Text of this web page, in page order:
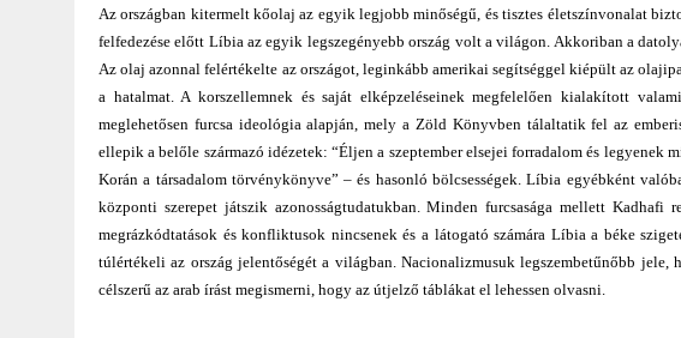
Az országban kitermelt kőolaj az egyik legjobb minőségű, és tisztes életszínvonalat
felfedezése előtt Líbia az egyik legszegényebb ország volt a világon. Akkoriban a
Az olaj azonnal felértékelte az országot, leginkább amerikai segítséggel kiépült az
a hatalmat. A korszellemnek és saját elképzeléseinek megfelelően kialakított
meglehetősen furcsa ideológia alapján, mely a Zöld Könyvben tálaltatik fel az
ellepik a belőle származó idézetek: “Éljen a szeptember elsejei forradalom és
Korán a társadalom törvénykönyve” – és hasonló bölcsességek. Líbia egyébként
központi szerepet játszik azonosságtudatukban. Minden furcsasága mellett
megrázkódtatások és konfliktusok nincsenek és a látogató számára Líbia a béke
túlértékeli az ország jelentőségét a világban. Nacionalizmusuk legszembetűnőbb
célszerű az arab írást megismerni, hogy az útjelző táblákat el lehessen olvasni.